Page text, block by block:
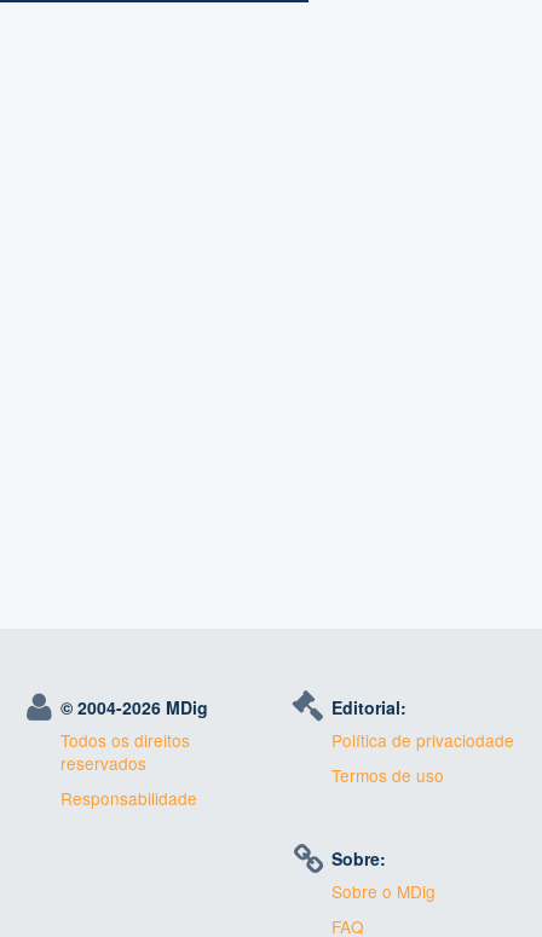
© 2004-2026 MDig
Todos os direitos
reservados
Responsabilidade
Editorial:
Política de privaciodade
Termos de uso
Sobre:
Sobre o MDig
FAQ